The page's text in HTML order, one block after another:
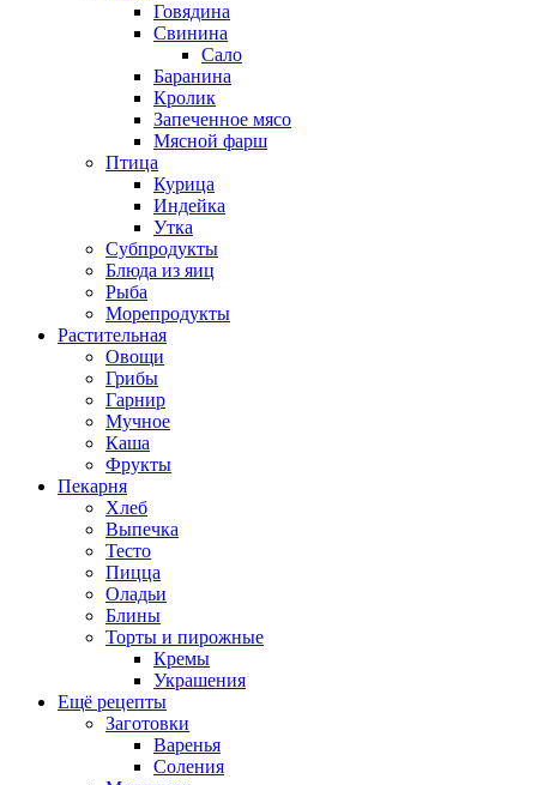
Говядина
Свинина
Сало
Баранина
Кролик
Запеченное мясо
Мясной фарш
Птица
Курица
Индейка
Утка
Субпродукты
Блюда из яиц
Рыба
Морепродукты
Растительная
Овощи
Грибы
Гарнир
Мучное
Каша
Фрукты
Пекарня
Хлеб
Выпечка
Тесто
Пицца
Оладьи
Блины
Торты и пирожные
Кремы
Украшения
Ещё рецепты
Заготовки
Варенья
Соления